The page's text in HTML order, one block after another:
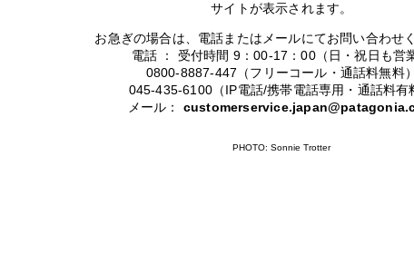
サイトが表示されます。
お急ぎの場合は、電話またはメールにてお問い合わせ
電話 ： 受付時間 9：00-17：00（日・祝日も営
0800-8887-447（フリーコール・通話料無料）
045-435-6100（IP電話/携帯電話専用・通話料有
メール：
PHOTO: Sonnie Trotter